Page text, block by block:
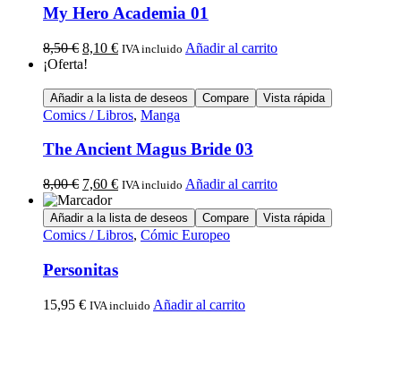
My Hero Academia 01
8,50€ 8,10 € IVA incluido Añadir al carrito
¡Oferta!
Añadir a la lista de deseos Compare Vista rápida
Comics / Libros, Manga
The Ancient Magus Bride 03
8,00€ 7,60 € IVA incluido Añadir al carrito
Añadir a la lista de deseos Compare Vista rápida
Comics / Libros, Cómic Europeo
Personitas
15,95 € IVA incluido Añadir al carrito